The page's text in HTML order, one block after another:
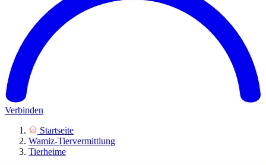
Verbinden
Startseite
Wamiz-Tiervermittlung
Tierheime